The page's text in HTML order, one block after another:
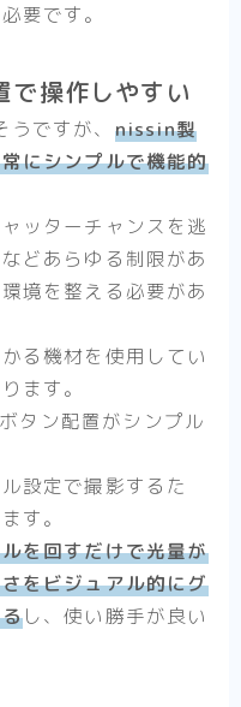
要です。
で操作しやすい
ですが、 nissin製
にシンプルで機能的
ッターチャンスを逃
どあらゆる制限があ
境を整える必要があ
る機材を使用してい
ます。
タン配置がシンプル
設定で撮影するた
す。
を回すだけで光量が
をビジュアル的にグ
し、使い勝手が良い